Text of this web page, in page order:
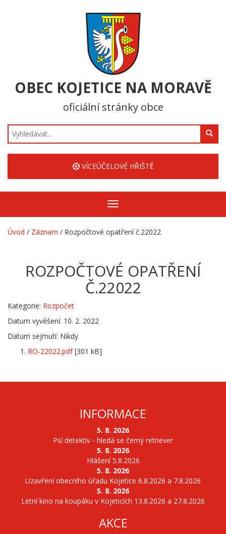
OBEC KOJETICE NA MORAVĚ
oficiální stránky obce
Hledat
VÍCEÚČELOVÉ HŘIŠTĚ
Zobrazit/skrýt
navigaci
Úvod / Záznam / Rozpočtové opatření č.22022
ROZPOČTOVÉ OPATŘENÍ
Č.22022
Kategorie: Rozpočet
Datum vyvěšení: 10. 2. 2022
Datum sejmutí: Nikdy
RO-22022.pdf[301 kB]
INFORMACE
5. 8. 2026
Psí detektiv - hledá se černý retriever
5. 8. 2026
Hlášení 5.8.2026
5. 8. 2026
Uzavření obecního úřadu Kojetice 6.8.2026 a 7.8.2026
5. 8. 2026
Letní kino na koupáku v Kojeticích 13.8.2026 a 27.8.2026
AKCE